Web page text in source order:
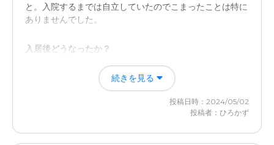
と。入院するまでは自立していたのでこまったことは特に
ありませんでした。
入居後どうなったか？
施設と同じようなことが、絶対に出来ないと思います。特
に風呂、トイレはやろうとしても無理なことが多すぎて難
続きを見る
投稿日時：2024/05/02
投稿者：ひろかず